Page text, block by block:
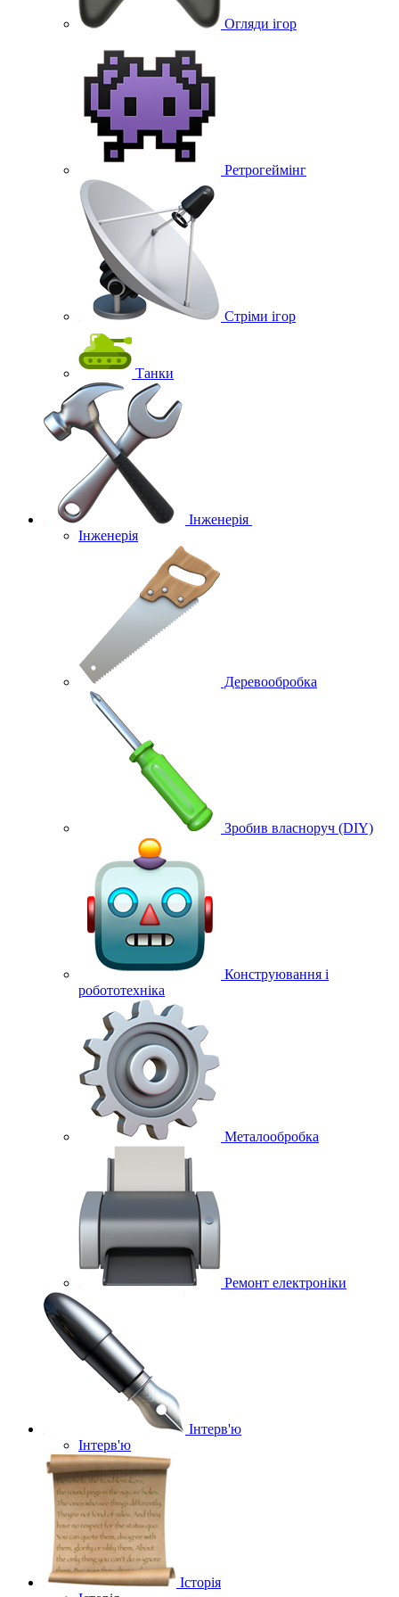
Огляди ігор
Ретрогеймінг
Стріми ігор
Танки
Інженерія
Інженерія
Деревообробка
Зробив власноруч (DIY)
Конструювання і
робототехніка
Металообробка
Ремонт електроніки
Інтерв'ю
Інтерв'ю
Історія